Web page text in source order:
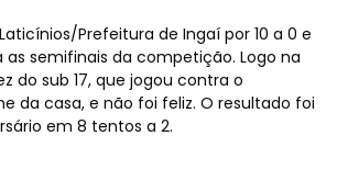
Prefeitura de Ingaí por 10 a 0 e
as semifinais da competição. Logo na
do sub 17, que jogou contra o
da casa, e não foi feliz. O resultado foi
em 8 tentos a 2.